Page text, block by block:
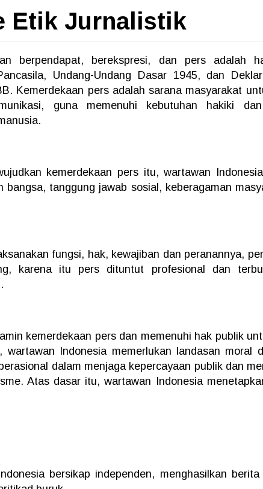
Etik Jurnalistik
berpendapat, berekspresi, dan pers adalah
Undang-Undang Dasar 1945, dan
Kemerdekaan pers adalah sarana masyarakat
guna memenuhi kebutuhan hakiki
kemerdekaan pers itu, wartawan
bangsa, tanggung jawab sosial, keberagaman
fungsi, hak, kewajiban dan peranannya,
karena itu pers dituntut profesional dan
kemerdekaan pers dan memenuhi hak publik
wartawan Indonesia memerlukan landasan moral
dalam menjaga kepercayaan publik dan
Atas dasar itu, wartawan Indonesia
bersikap independen, menghasilkan